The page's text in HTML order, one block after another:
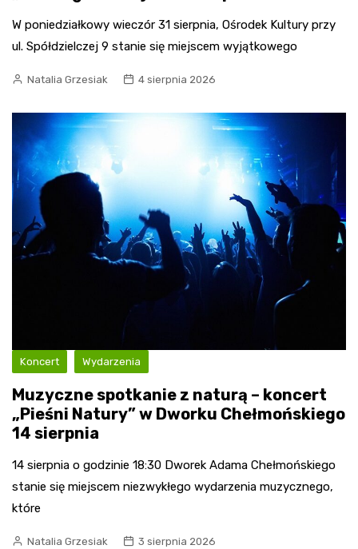
W poniedziałkowy wieczór 31 sierpnia, Ośrodek Kultury przy
ul. Spółdzielczej 9 stanie się miejscem wyjątkowego
Natalia Grzesiak 4 sierpnia 2026
Koncert Wydarzenia
Muzyczne spotkanie z naturą – koncert
„Pieśni Natury” w Dworku Chełmońskiego
14 sierpnia
14 sierpnia o godzinie 18:30 Dworek Adama Chełmońskiego
stanie się miejscem niezwykłego wydarzenia muzycznego,
które
Natalia Grzesiak 3 sierpnia 2026